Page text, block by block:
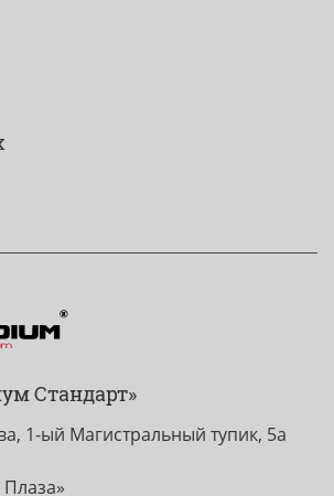
Стандарт»
1-ый Магистральный тупик, 5а